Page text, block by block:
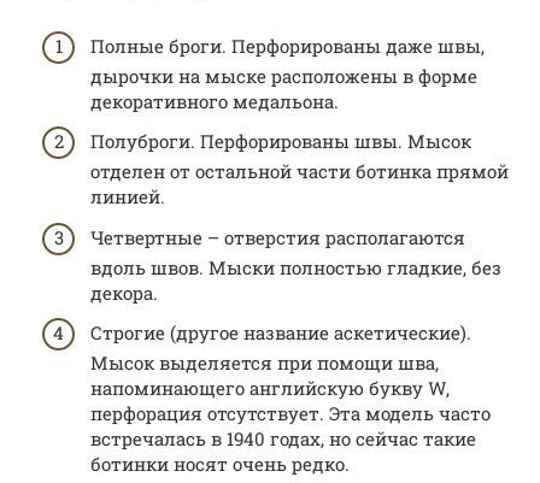
Полные броги. Перфорированы даже швы,
дырочки на мыске расположены в форме
декоративного медальона.
Полуброги. Перфорированы швы. Мысок
отделен от остальной части ботинка прямой
линией.
Четвертные – отверстия располагаются
вдоль швов. Мыски полностью гладкие, без
декора.
Строгие (другое название аскетические).
Мысок выделяется при помощи шва,
напоминающего английскую букву W,
перфорация отсутствует. Эта модель часто
встречалась в 1940 годах, но сейчас такие
ботинки носят очень редко.